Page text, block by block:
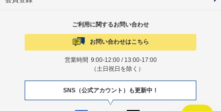
ご利用に関するお問い合わせ
お問い合わせはこちら
営業時間 9:00-12:00 / 13:00-17:00
（土日祝日を除く）
SNS（公式アカウント）も更新中！